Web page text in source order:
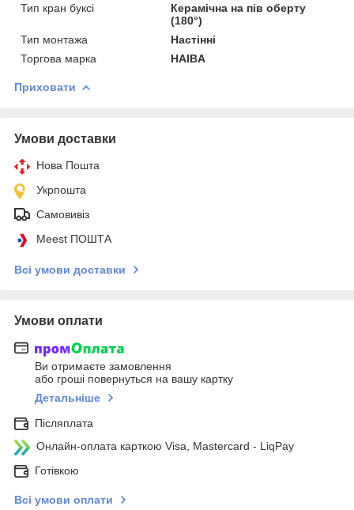
Тип кран буксі
Керамічна на пів оберту
(180°)
Тип монтажа
Настінні
Торгова марка
HAIBA
Приховати
Умови доставки
Нова Пошта
Укрпошта
Самовивіз
Meest ПОШТА
Всі умови доставки
Умови оплати
Ви отримаєте замовлення
або гроші повернуться на вашу картку
Детальніше
Післяплата
Онлайн-оплата карткою Visa, Mastercard - LiqPay
Готівкою
Всі умови оплати